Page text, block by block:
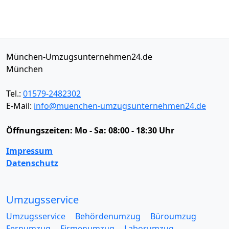
München-Umzugsunternehmen24.de
München
Tel.: 01579-2482302
E-Mail: info@muenchen-umzugsunternehmen24.de
Öffnungszeiten: Mo - Sa: 08:00 - 18:30 Uhr
Impressum
Datenschutz
Umzugsservice
Umzugsservice Behördenumzug
Büroumzug